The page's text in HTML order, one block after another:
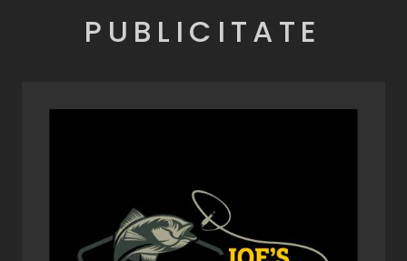
PUBLICITATE